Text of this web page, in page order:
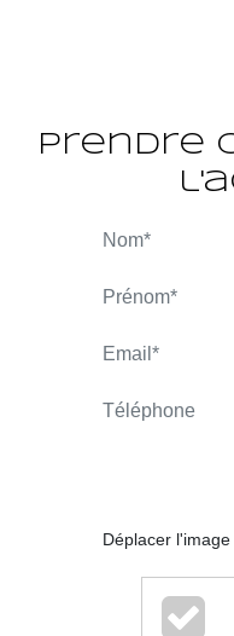
Prendre
Déplacer